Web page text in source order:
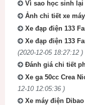
Vì sao học sinh lại
Ảnh chi tiết xe
Xe đạp điện 133
Xe đạp điện 133
(2020-12-05 18:27:12 )
Đánh giá chi tiết
Xe ga 50cc Crea
12-10 12:05:36 )
Xe máy điện